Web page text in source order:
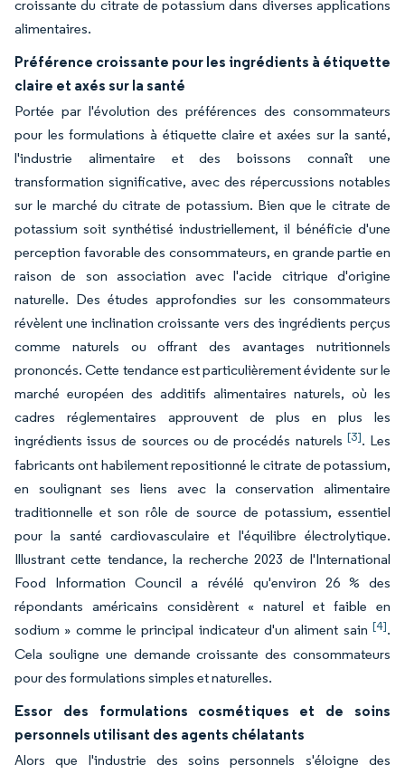
croissante du citrate de potassium dans diverses applications
alimentaires.
Préférence croissante pour les ingrédients à étiquette
claire et axés sur la santé
Portée par l'évolution des préférences des consommateurs
pour les formulations à étiquette claire et axées sur la santé,
l'industrie alimentaire et des boissons connaît une
transformation significative, avec des répercussions notables
sur le marché du citrate de potassium. Bien que le citrate de
potassium soit synthétisé industriellement, il bénéficie d'une
perception favorable des consommateurs, en grande partie en
raison de son association avec l'acide citrique d'origine
naturelle. Des études approfondies sur les consommateurs
révèlent une inclination croissante vers des ingrédients perçus
comme naturels ou offrant des avantages nutritionnels
prononcés. Cette tendance est particulièrement évidente sur le
marché européen des additifs alimentaires naturels, où les
cadres réglementaires approuvent de plus en plus les
ingrédients issus de sources ou de procédés naturels [3]. Les
fabricants ont habilement repositionné le citrate de potassium,
en soulignant ses liens avec la conservation alimentaire
traditionnelle et son rôle de source de potassium, essentiel
pour la santé cardiovasculaire et l'équilibre électrolytique.
Illustrant cette tendance, la recherche 2023 de l'International
Food Information Council a révélé qu'environ 26 % des
répondants américains considèrent « naturel et faible en
sodium » comme le principal indicateur d'un aliment sain [4].
Cela souligne une demande croissante des consommateurs
pour des formulations simples et naturelles.
Essor des formulations cosmétiques et de soins
personnels utilisant des agents chélatants
Alors que l'industrie des soins personnels s'éloigne des